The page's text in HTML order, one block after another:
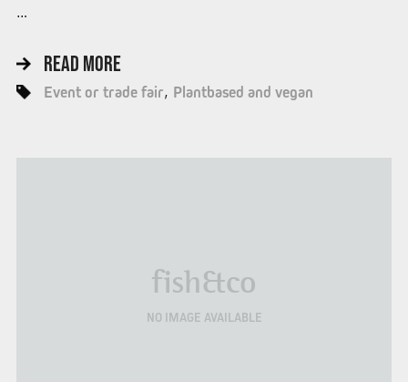
…
READ MORE
Event or trade fair Plantbased and vegan
fish&co
NO IMAGE AVAILABLE